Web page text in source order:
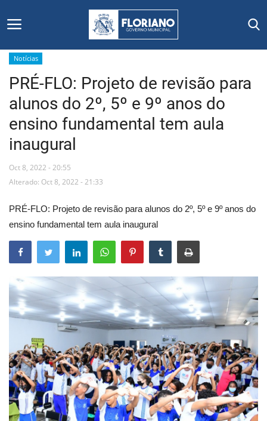
Início
Editais
Floriano
Secretarias e Órgãos
Mural de Licitações
Vídeos
Webmail
Contato
Notícias
PRÉ-FLO: Projeto de revisão para
alunos do 2º, 5º e 9º anos do
ensino fundamental tem aula
inaugural
Oct 8, 2022 - 20:55
Alterado: Oct 8, 2022 - 21:33
PRÉ-FLO: Projeto de revisão para alunos do 2º, 5º e 9º anos do
ensino fundamental tem aula inaugural